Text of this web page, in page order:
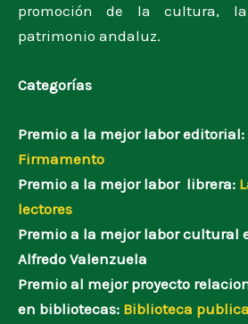
promoción de la cultura,
patrimonio andaluz.
Categorías
Premio a la mejor labor editorial:
Firmamento
Premio a la mejor labor librera:
lectores
Premio a la mejor labor cultural
Alfredo Valenzuela
Premio al mejor proyecto
en bibliotecas: Biblioteca